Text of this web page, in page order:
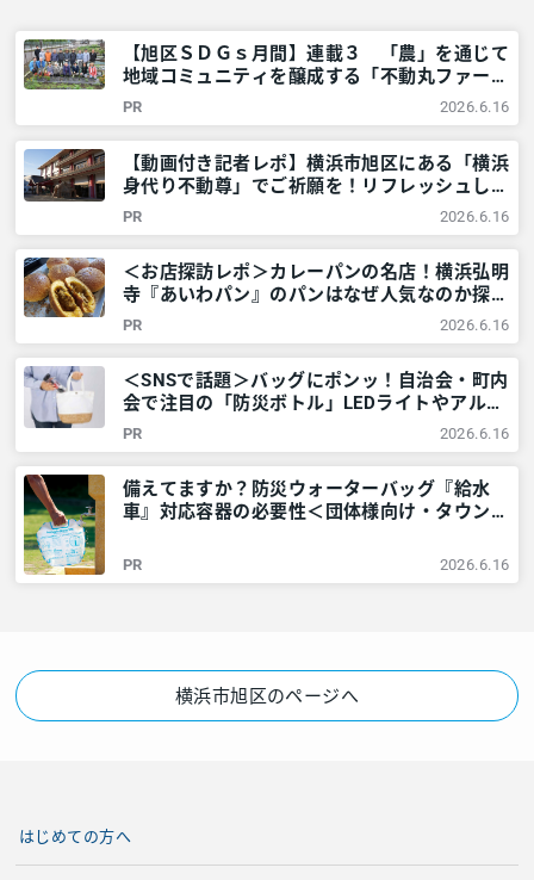
【旭区ＳＤＧｓ月間】連載３ 「農」を通じて
地域コミュニティを醸成する「不動丸ファー
ム」を取材！ – 神奈川・東京多摩のご近所情
報 – レアリア
PR 2026.6.16
【動画付き記者レポ】横浜市旭区にある「横浜
身代り不動尊」でご祈願を！リフレッシュした
新生活・新年を迎えましょう – 神奈川・東京
多摩のご近所情報 – レアリア
PR 2026.6.16
＜お店探訪レポ＞カレーパンの名店！横浜弘明
寺『あいわパン』のパンはなぜ人気なのか探っ
てみた – 神奈川・東京多摩のご近所情報 – レ
アリア
PR 2026.6.16
＜SNSで話題＞バッグにポンッ！自治会・町内
会で注目の「防災ボトル」LEDライトやアルミ
シートなど6点が1本に – 神奈川・東京多摩の
ご近所情報 – レアリア
PR 2026.6.16
備えてますか？防災ウォーターバッグ『給水
車』対応容器の必要性＜団体様向け・タウンニ
多摩のご近所情報 – レアリア
PR 2026.6.16
横浜市旭区のページへ
はじめての方へ